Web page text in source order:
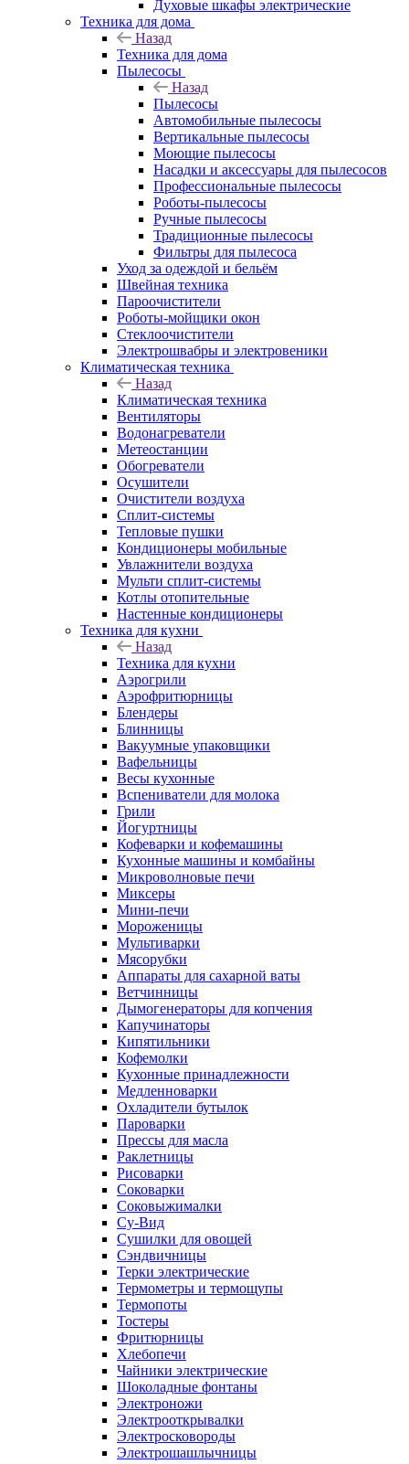
Духовые шкафы электрические
Техника для дома
Назад
Техника для дома
Пылесосы
Назад
Пылесосы
Автомобильные пылесосы
Вертикальные пылесосы
Моющие пылесосы
Насадки и аксессуары для пылесосов
Профессиональные пылесосы
Роботы-пылесосы
Ручные пылесосы
Традиционные пылесосы
Фильтры для пылесоса
Уход за одеждой и бельём
Швейная техника
Пароочистители
Роботы-мойщики окон
Стеклоочистители
Электрошвабры и электровеники
Климатическая техника
Назад
Климатическая техника
Вентиляторы
Водонагреватели
Метеостанции
Обогреватели
Осушители
Очистители воздуха
Сплит-системы
Тепловые пушки
Кондиционеры мобильные
Увлажнители воздуха
Мульти сплит-системы
Котлы отопительные
Настенные кондиционеры
Техника для кухни
Назад
Техника для кухни
Аэрогрили
Аэрофритюрницы
Блендеры
Блинницы
Вакуумные упаковщики
Вафельницы
Весы кухонные
Вспениватели для молока
Грили
Йогуртницы
Кофеварки и кофемашины
Кухонные машины и комбайны
Микроволновые печи
Миксеры
Мини-печи
Мороженицы
Мультиварки
Мясорубки
Аппараты для сахарной ваты
Ветчинницы
Дымогенераторы для копчения
Капучинаторы
Кипятильники
Кофемолки
Кухонные принадлежности
Медленноварки
Охладители бутылок
Пароварки
Прессы для масла
Раклетницы
Рисоварки
Соковарки
Соковыжималки
Су-Вид
Сушилки для овощей
Сэндвичницы
Терки электрические
Термометры и термощупы
Термопоты
Тостеры
Фритюрницы
Хлебопечи
Чайники электрические
Шоколадные фонтаны
Электроножи
Электрооткрывалки
Электросковороды
Электрошашлычницы